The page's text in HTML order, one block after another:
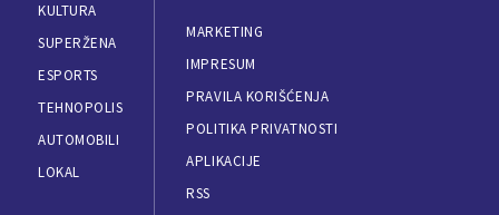
KULTURA
SUPERŽENA
ESPORTS
TEHNOPOLIS
AUTOMOBILI
LOKAL
MARKETING
IMPRESUM
PRAVILA KORIŠĆENJA
POLITIKA PRIVATNOSTI
APLIKACIJE
RSS